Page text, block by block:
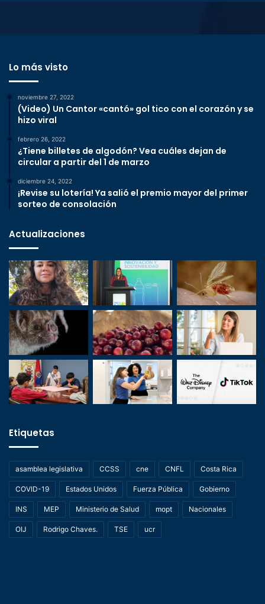
Lo más visto
noviembre 27, 2022
(Video) Un Cantor «cantó» gol tico con el corazón y se
hizo viral
febrero 26, 2022
¿Tiene billetes de algodón? Vea cuáles dejan de
circular a partir del 1 de marzo
diciembre 24, 2022
¡Revise su lotería! Ya salió el premio mayor del primer
sorteo de consolación
Actualizaciones
Etiquetas
asamblea legislativa CCSS cne CNFL Costa Rica
COVID-19 Estados Unidos Fuerza Pública Gobierno
INS MEP Ministerio de Salud mopt Nacionales
OIJ Rodrigo Chaves. TSE ucr